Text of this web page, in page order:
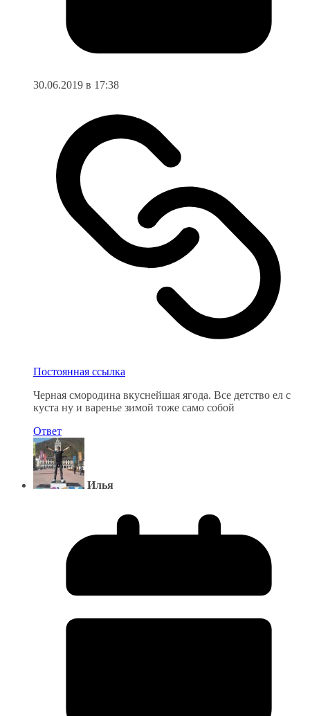
30.06.2019 в 17:38
Постоянная ссылка
Черная смородина вкуснейшая ягода. Все детство ел с
куста ну и варенье зимой тоже само собой
Ответ
Илья